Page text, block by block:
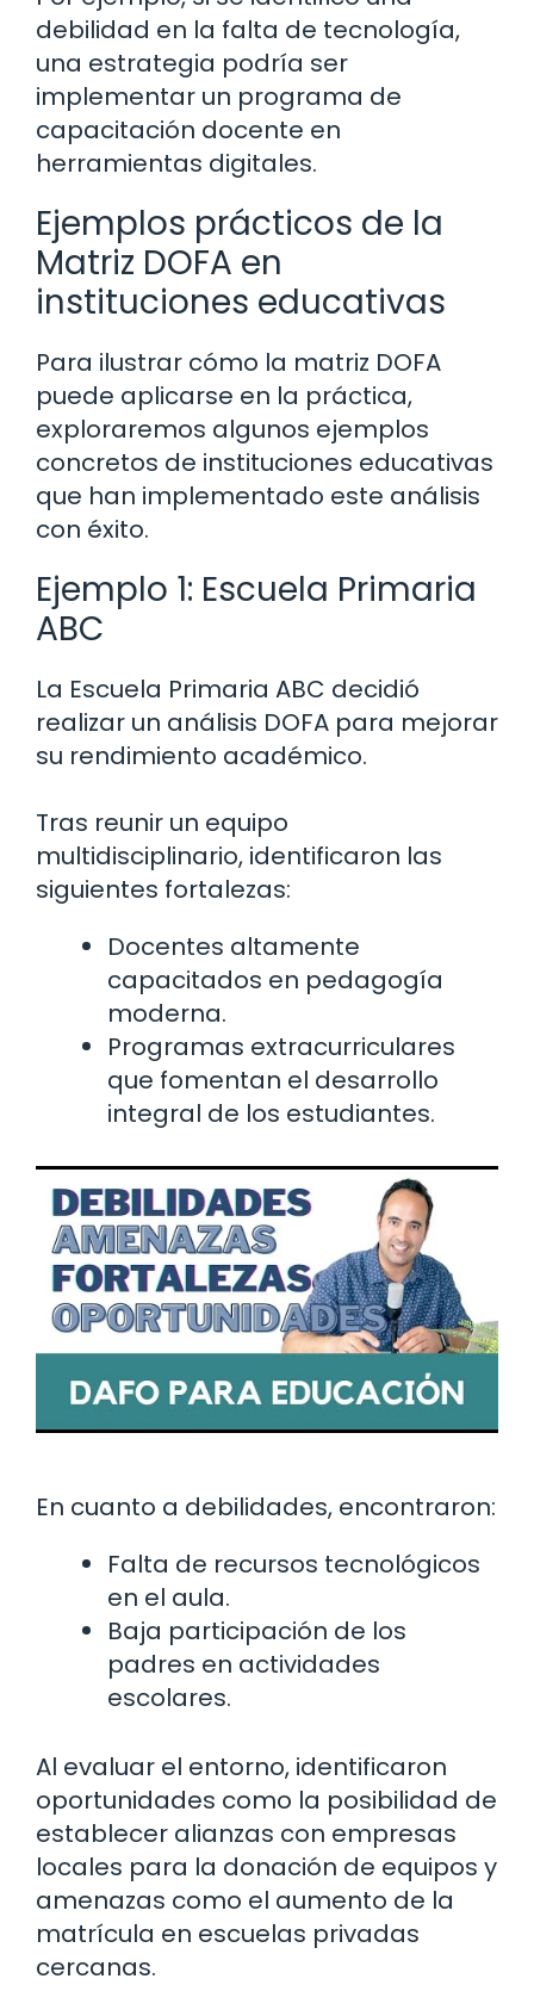
debilidad en la falta de tecnología,
una estrategia podría ser
implementar un programa de
capacitación docente en
herramientas digitales.
Ejemplos prácticos de la
Matriz DOFA en
instituciones educativas
Para ilustrar cómo la matriz DOFA
puede aplicarse en la práctica,
exploraremos algunos ejemplos
concretos de instituciones educativas
que han implementado este análisis
con éxito.
Ejemplo 1: Escuela Primaria
ABC
La Escuela Primaria ABC decidió
realizar un análisis DOFA para mejorar
su rendimiento académico.
Tras reunir un equipo
multidisciplinario, identificaron las
siguientes fortalezas:
Docentes altamente
capacitados en pedagogía
moderna.
Programas extracurriculares
que fomentan el desarrollo
integral de los estudiantes.
En cuanto a debilidades, encontraron:
Falta de recursos tecnológicos
en el aula.
Baja participación de los
padres en actividades
escolares.
Al evaluar el entorno, identificaron
oportunidades como la posibilidad de
establecer alianzas con empresas
locales para la donación de equipos y
amenazas como el aumento de la
matrícula en escuelas privadas
cercanas.